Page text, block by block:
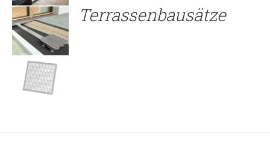
Terrassenbausätze
DETAILS